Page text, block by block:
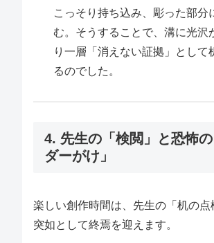
こっそり持ち込み、彫った部分
む。そうすることで、溝に光沢
り一層「消えない証拠」として
るのでした。
4. 先生の「検閲」と恐怖
ダーがけ」
楽しい創作時間は、先生の「机の点
突如として終焉を迎えます。